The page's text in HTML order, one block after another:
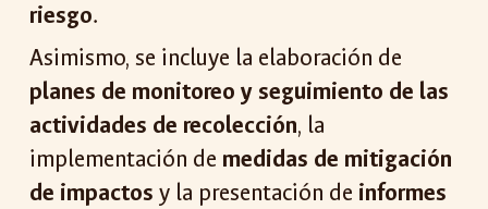
riesgo.
Asimismo, se incluye la elaboración de
planes de monitoreo y seguimiento de las
actividades de recolección, la
implementación de medidas de mitigación
de impactos y la presentación de informes